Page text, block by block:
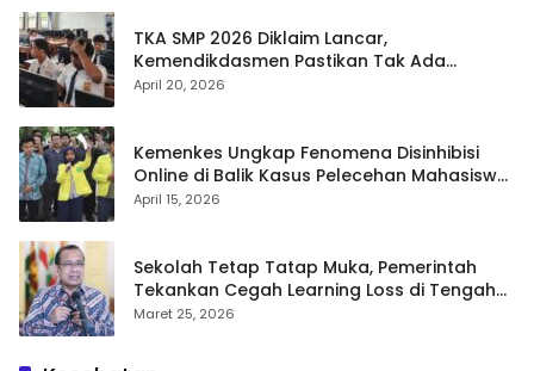
TKA SMP 2026 Diklaim Lancar,
Kemendikdasmen Pastikan Tak Ada
Kebocoran Soal
April 20, 2026
Kemenkes Ungkap Fenomena Disinhibisi
Online di Balik Kasus Pelecehan Mahasiswa
FH UI
April 15, 2026
Sekolah Tetap Tatap Muka, Pemerintah
Tekankan Cegah Learning Loss di Tengah
Krisis Global
Maret 25, 2026